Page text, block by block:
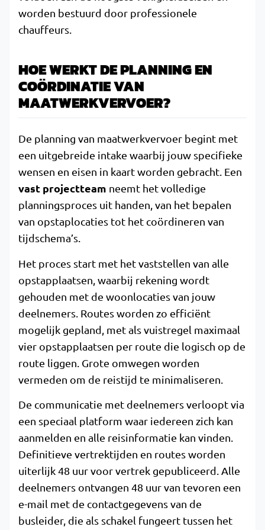
worden bestuurd door professionele
chauffeurs.
HOE WERKT DE PLANNING EN
COÖRDINATIE VAN
MAATWERKVERVOER?
De planning van maatwerkvervoer begint met
een uitgebreide intake waarbij jouw specifieke
wensen en eisen in kaart worden gebracht. Een
vast projectteam neemt het volledige
planningsproces uit handen, van het bepalen
van opstaplocaties tot het coördineren van
tijdschema’s.
Het proces start met het vaststellen van alle
opstapplaatsen, waarbij rekening wordt
gehouden met de woonlocaties van jouw
deelnemers. Routes worden zo efficiënt
mogelijk gepland, met als vuistregel maximaal
vier opstapplaatsen per route die logisch op de
route liggen. Grote omwegen worden
vermeden om de reistijd te minimaliseren.
De communicatie met deelnemers verloopt via
een speciaal platform waar iedereen zich kan
aanmelden en alle reisinformatie kan vinden.
Definitieve vertrektijden en routes worden
uiterlijk 48 uur voor vertrek gepubliceerd. Alle
deelnemers ontvangen 48 uur van tevoren een
e-mail met de contactgegevens van de
busleider, die als schakel fungeert tussen het